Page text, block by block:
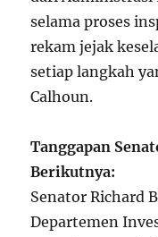
selama proses
rekam jejak
setiap langkah
Calhoun.
Tanggapan
Berikutnya:
Senator Richard
Departemen